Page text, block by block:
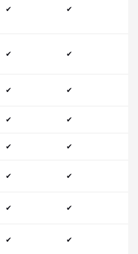
✔ ✔
✔ ✔
✔ ✔
✔ ✔
✔ ✔
✔ ✔
✔ ✔
✔ ✔